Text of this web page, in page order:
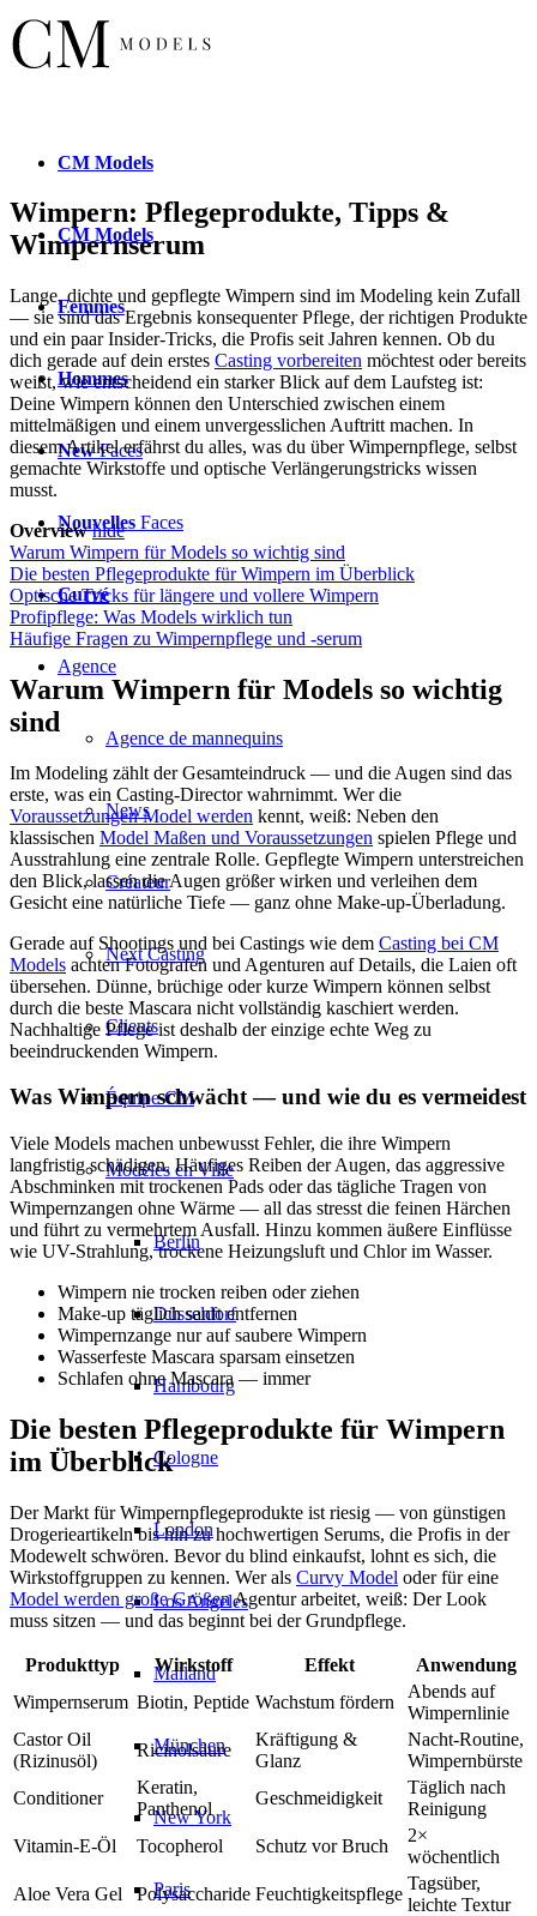
CM Models
CM Models
Femmes
Hommes
NewFaces
Nouvelles Faces
Curvé
Agence
Agence de mannequins
News
Créateur
Next Casting
Clients
Équipe CM
Modèles en Ville
Berlin
Düsseldorf
Hambourg
Cologne
London
Los Angeles
Mailand
München
New York
Paris
Wimpern: Pflegeprodukte, Tipps &
Wimpernserum
Lange, dichte und gepflegte Wimpern sind im Modeling kein Zufall
— sie sind das Ergebnis konsequenter Pflege, der richtigen Produkte
und ein paar Insider-Tricks, die Profis seit Jahren kennen. Ob du
dich gerade auf dein erstes Casting vorbereiten möchtest oder bereits
weißt, wie entscheidend ein starker Blick auf dem Laufsteg ist:
Deine Wimpern können den Unterschied zwischen einem
mittelmäßigen und einem unvergesslichen Auftritt machen. In
diesem Artikel erfährst du alles, was du über Wimpernpflege, selbst
gemachte Wirkstoffe und optische Verlängerungstricks wissen
musst.
Overview hide
Warum Wimpern für Models so wichtig sind
Die besten Pflegeprodukte für Wimpern im Überblick
Optische Tricks für längere und vollere Wimpern
Profipflege: Was Models wirklich tun
Häufige Fragen zu Wimpernpflege und -serum
Warum Wimpern für Models so wichtig
sind
Im Modeling zählt der Gesamteindruck — und die Augen sind das
erste, was ein Casting-Director wahrnimmt. Wer die
Voraussetzungen Model werden kennt, weiß: Neben den
klassischen Model Maßen und Voraussetzungen spielen Pflege und
Ausstrahlung eine zentrale Rolle. Gepflegte Wimpern unterstreichen
den Blick, lassen die Augen größer wirken und verleihen dem
Gesicht eine natürliche Tiefe — ganz ohne Make-up-Überladung.
Gerade auf Shootings und bei Castings wie dem Casting bei CM
Models achten Fotografen und Agenturen auf Details, die Laien oft
übersehen. Dünne, brüchige oder kurze Wimpern können selbst
durch die beste Mascara nicht vollständig kaschiert werden.
Nachhaltige Pflege ist deshalb der einzige echte Weg zu
beeindruckenden Wimpern.
Was Wimpern schwächt — und wie du es vermeidest
Viele Models machen unbewusst Fehler, die ihre Wimpern
langfristig schädigen. Häufiges Reiben der Augen, das aggressive
Abschminken mit trockenen Pads oder das tägliche Tragen von
Wimpernzangen ohne Wärme — all das stresst die feinen Härchen
und führt zu vermehrtem Ausfall. Hinzu kommen äußere Einflüsse
wie UV-Strahlung, trockene Heizungsluft und Chlor im Wasser.
Wimpern nie trocken reiben oder ziehen
Make-up täglich sanft entfernen
Wimpernzange nur auf saubere Wimpern
Wasserfeste Mascara sparsam einsetzen
Schlafen ohne Mascara — immer
Die besten Pflegeprodukte für Wimpern
im Überblick
Der Markt für Wimpernpflegeprodukte ist riesig — von günstigen
Drogerieartikeln bis hin zu hochwertigen Serums, die Profis in der
Modewelt schwören. Bevor du blind einkaufst, lohnt es sich, die
Wirkstoffgruppen zu kennen. Wer als Curvy Model oder für eine
Model werden große GrößenAgentur arbeitet, weiß: Der Look
muss sitzen — und das beginnt bei der Grundpflege.
Produkttyp Wirkstoff Effekt
Anwendung
Wimpernserum Biotin, Peptide Wachstum fördern
Abends auf
Wimpernlinie
Castor Oil
(Rizinusöl)
Ricinolsäure
Kräftigung &
Glanz
Nacht-Routine,
Wimpernbürste
Conditioner
Keratin,
Panthenol
Geschmeidigkeit
Täglich nach
Reinigung
Vitamin-E-Öl
Tocopherol Schutz vor Bruch
2×
wöchentlich
Aloe Vera Gel
Polysaccharide Feuchtigkeitspflege
Tagsüber,
leichte Textur